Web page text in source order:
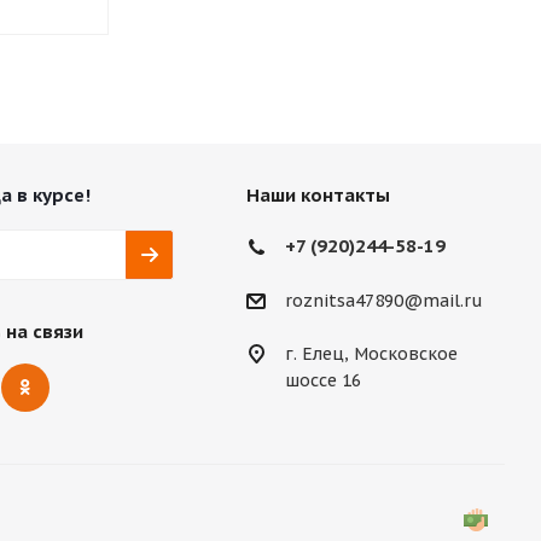
в курсе!
связи
Наши контакты
+7 (920)244-58-19
roznitsa47890@mail.ru
г. Елец, Московское
шоссе 16